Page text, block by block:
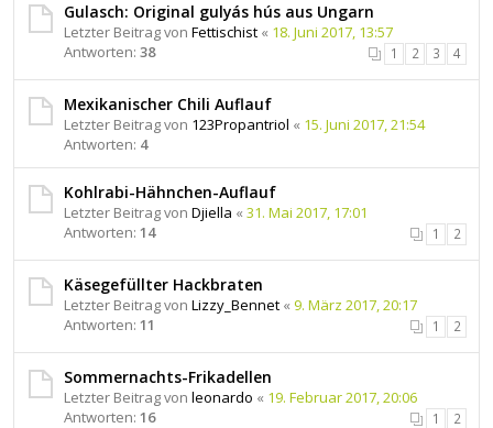
Gulasch: Original gulyás hús aus Ungarn
Letzter Beitrag von Fettischist « 18. Juni 2017, 13:57
Antworten: 38 1 2 3 4
Mexikanischer Chili Auflauf
Letzter Beitrag von 123Propantriol « 15. Juni 2017, 21:54
Antworten: 4
Kohlrabi-Hähnchen-Auflauf
Letzter Beitrag von Djiella « 31. Mai 2017, 17:01
Antworten: 14 1 2
Käsegefüllter Hackbraten
Letzter Beitrag von Lizzy_Bennet « 9. März 2017, 20:17
Antworten: 11 1 2
Sommernachts-Frikadellen
Letzter Beitrag von leonardo « 19. Februar 2017, 20:06
Antworten: 16 1 2